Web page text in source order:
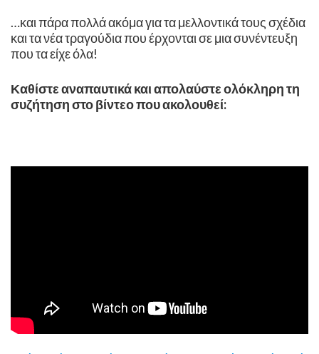
…και πάρα πολλά ακόμα για τα μελλοντικά τους σχέδια
και τα νέα τραγούδια που έρχονται σε μια συνέντευξη
που τα είχε όλα!
Καθίστε αναπαυτικά και απολαύστε ολόκληρη τη
συζήτηση στο βίντεο που ακολουθεί: